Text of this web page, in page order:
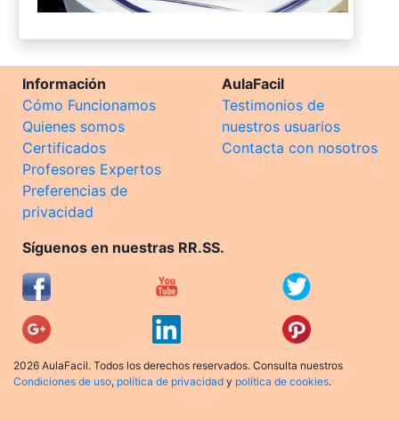
Información
Cómo Funcionamos
Quienes somos
Certificados
Profesores Expertos
Preferencias de
privacidad
AulaFacil
Testimonios de
nuestros usuarios
Contacta con nosotros
Síguenos en nuestras RR.SS.
2026 AulaFacil. Todos los derechos reservados. Consulta nuestros
Condiciones de uso, política de privacidad y política de cookies.